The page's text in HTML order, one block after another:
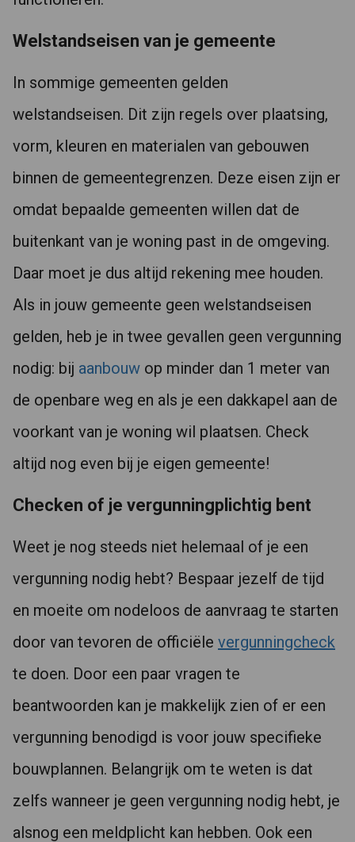
Welstandseisen van je gemeente
In sommige gemeenten gelden
welstandseisen. Dit zijn regels over plaatsing,
vorm, kleuren en materialen van gebouwen
binnen de gemeentegrenzen. Deze eisen zijn er
omdat bepaalde gemeenten willen dat de
buitenkant van je woning past in de omgeving.
Daar moet je dus altijd rekening mee houden.
Als in jouw gemeente geen welstandseisen
gelden, heb je in twee gevallen geen vergunning
nodig: bij aanbouw op minder dan 1 meter van
de openbare weg en als je een dakkapel aan de
voorkant van je woning wil plaatsen. Check
altijd nog even bij je eigen gemeente!
Checken of je vergunningplichtig bent
Weet je nog steeds niet helemaal of je een
vergunning nodig hebt? Bespaar jezelf de tijd
en moeite om nodeloos de aanvraag te starten
door van tevoren de officiële vergunningcheck
te doen. Door een paar vragen te
beantwoorden kan je makkelijk zien of er een
vergunning benodigd is voor jouw specifieke
bouwplannen. Belangrijk om te weten is dat
zelfs wanneer je geen vergunning nodig hebt, je
alsnog een meldplicht kan hebben. Ook een